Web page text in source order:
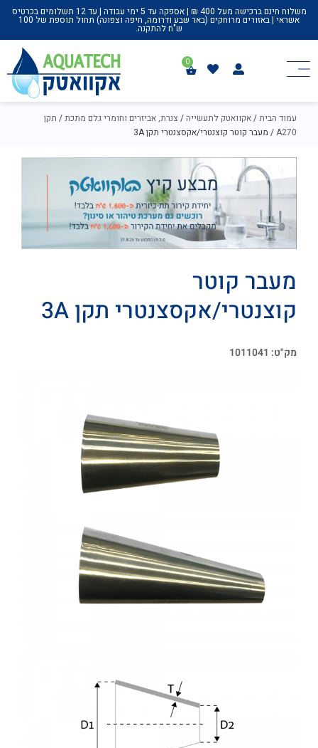
משלוח חינם ברכישה מעל 400 ₪ | אספקה עד 5 ימי עבודה | עד 12 תשלומים בכרטיס
אשראי | באזורים מרוחקים (באר שבע ודרומה, חיפה וצפונה) תחול תוספת של 100
ש"ח להתקנה.
עמוד הבית/אקוואטק לתעשייה / צנרת, אביזרים וחומרי גלם מתכת/ תקן
A270/ מעבר קוטר קוצנטרי/אקסצנטרי תקן 3A
מעבר קוטר
קוצנטרי/אקסצנטרי תקן 3A
מק"ט: 1011041